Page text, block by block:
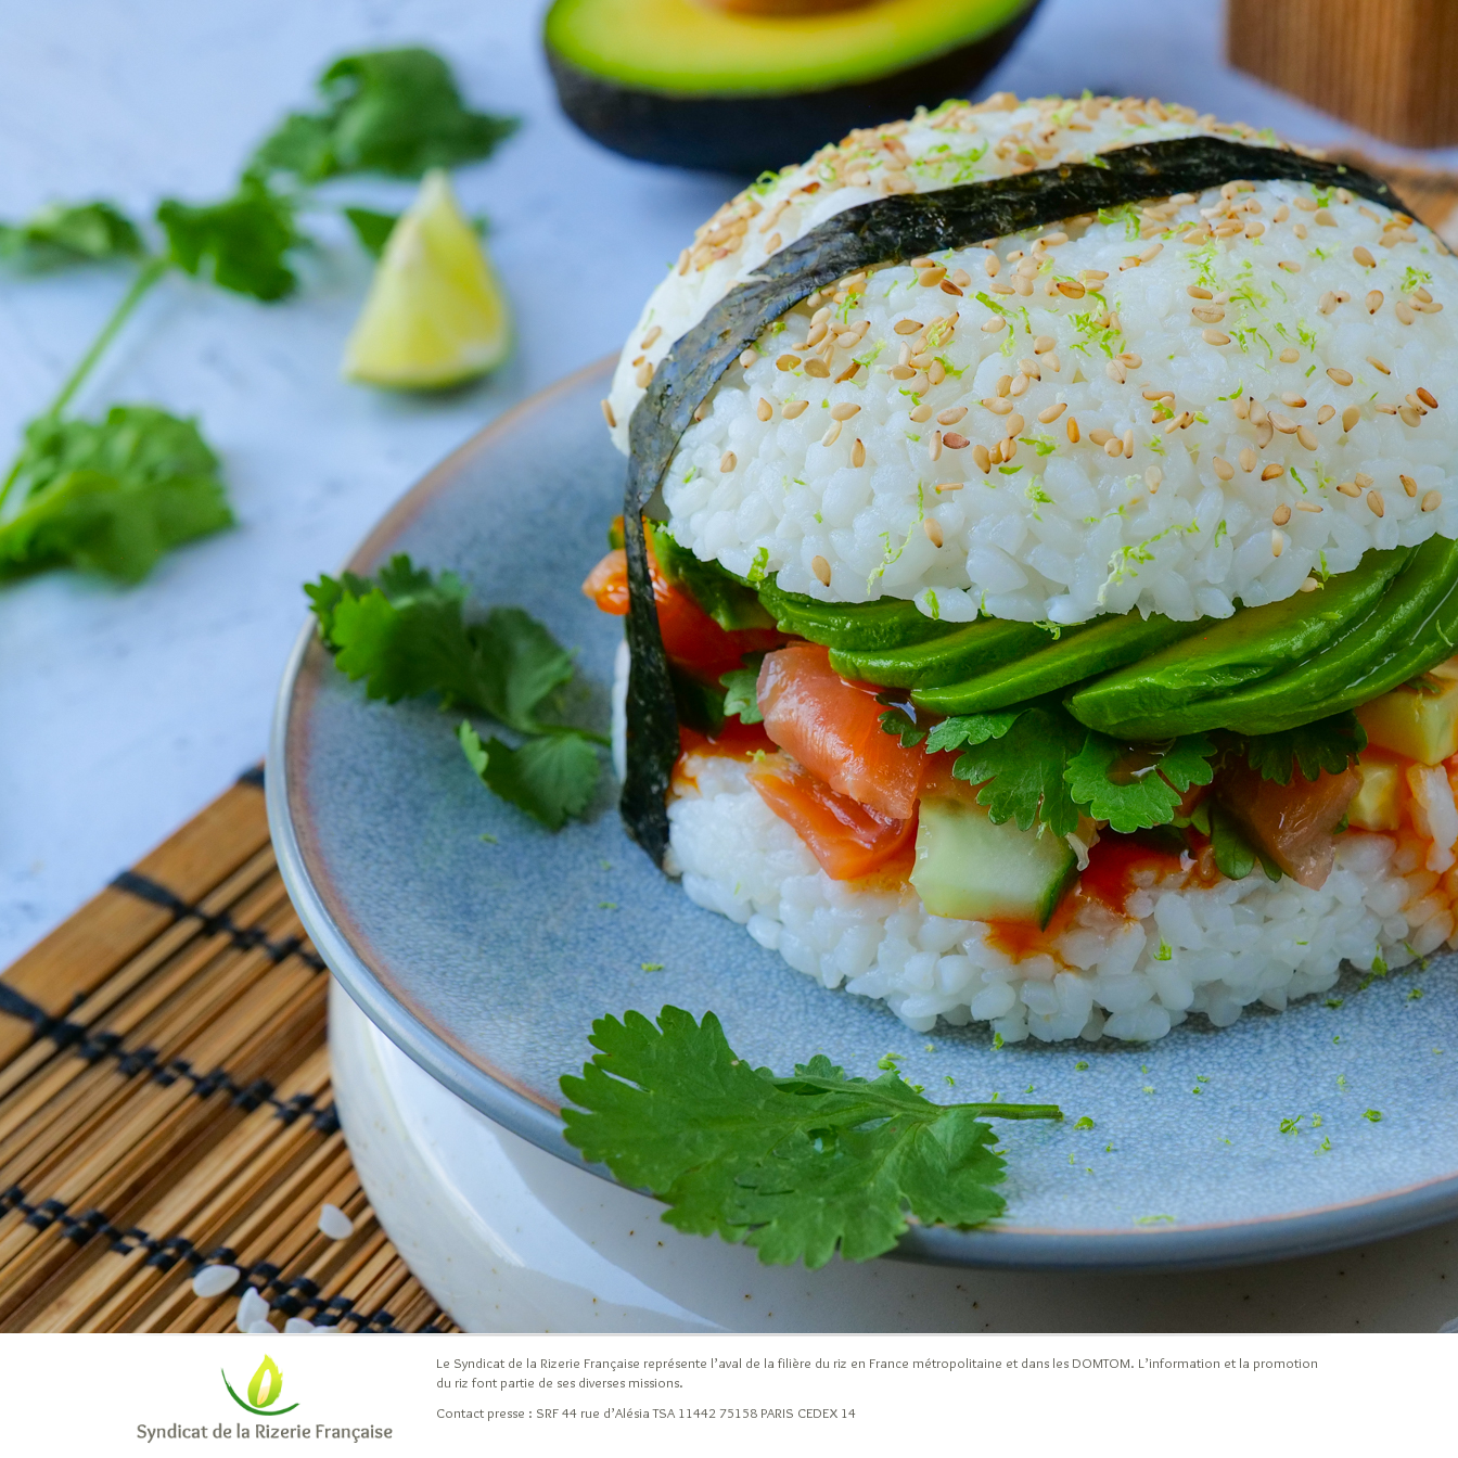
Le Syndicat de la Rizerie Française représente l’aval de la filière du riz en France métropolitaine et dans les DOMTOM. L’information et la promotion
du riz font partie de ses diverses missions.
Contact presse : SRF 44 rue d’Alésia TSA 11442 75158 PARIS CEDEX 14